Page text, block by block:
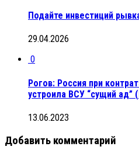
Подайте инвестиций
29.04.2026
0
Рогов: Россия при
устроила ВСУ “сущий ад”
13.06.2023
Добавить комментарий